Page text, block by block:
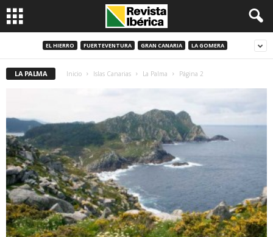
EL HIERRO FUERTEVENTURA GRAN CANARIA LA GOMERA
LA PALMA Inicio Islas Canarias La Palma Página 2